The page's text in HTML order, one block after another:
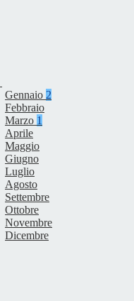
Gennaio 2
Febbraio
Marzo 1
Aprile
Maggio
Giugno
Luglio
Agosto
Settembre
Ottobre
Novembre
Dicembre